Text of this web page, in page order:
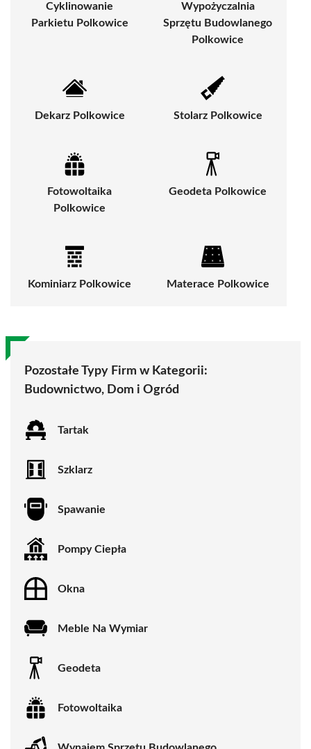
Cyklinowanie
Parkietu Polkowice
Wypożyczalnia
Sprzętu Budowlanego
Polkowice
Dekarz Polkowice Stolarz Polkowice
Fotowoltaika
Polkowice
Geodeta Polkowice
Kominiarz Polkowice Materace Polkowice
Pozostałe Typy Firm w Kategorii:
Budownictwo, Dom i Ogród
Tartak
Szklarz
Spawanie
Pompy Ciepła
Okna
Meble Na Wymiar
Geodeta
Fotowoltaika